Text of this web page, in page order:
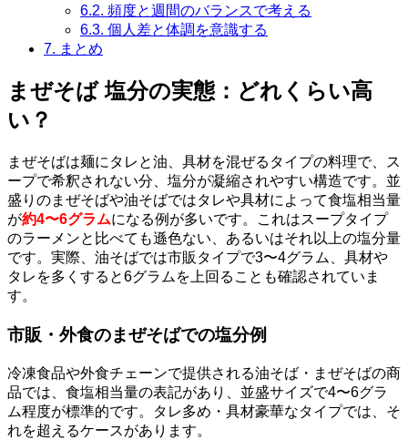
6.2. 頻度と週間のバランスで考える
6.3. 個人差と体調を意識する
7. まとめ
まぜそば 塩分の実態：どれくらい高
い？
まぜそばは麺にタレと油、具材を混ぜるタイプの料理で、ス
ープで希釈されない分、塩分が凝縮されやすい構造です。並
盛りのまぜそばや油そばではタレや具材によって食塩相当量
が約4〜6グラムになる例が多いです。これはスープタイプ
のラーメンと比べても遜色ない、あるいはそれ以上の塩分量
です。実際、油そばでは市販タイプで3〜4グラム、具材や
タレを多くすると6グラムを上回ることも確認されていま
す。
市販・外食のまぜそばでの塩分例
冷凍食品や外食チェーンで提供される油そば・まぜそばの商
品では、食塩相当量の表記があり、並盛サイズで4〜6グラ
ム程度が標準的です。タレ多め・具材豪華なタイプでは、そ
れを超えるケースがあります。